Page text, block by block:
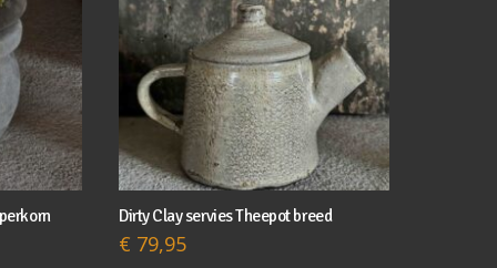
Dirty Clay servies Theepot breed
€ 79,95